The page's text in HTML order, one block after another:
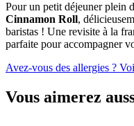
Pour un petit déjeuner plein
Cinnamon Roll,
baristas ! Une revisite à la
parfaite pour accompagner
Avez-vous des allergies ?
Vous aimerez